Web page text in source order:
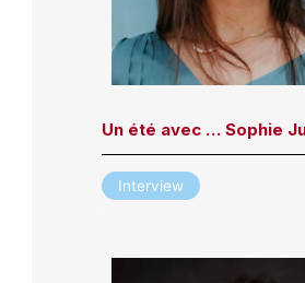
Un été avec … Sophie
Interview